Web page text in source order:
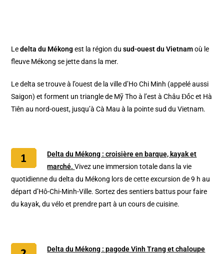
Ledelta du Mékongest la région dusud-ouest du Vietnamoù le
fleuve Mékong se jette dans la mer.
Le delta se trouve à l’ouest de la ville d’Ho Chi Minh (appelé aussi
Saigon) et forment un triangle de Mỹ Tho à l’est à Châu Đốc et Hà
Tiên au nord-ouest, jusqu’à Cà Mau à la pointe sud du Vietnam.
Delta du Mékong : croisière en barque, kayak et
marché.Vivez une immersion totale dans la vie
quotidienne du delta du Mékong lors de cette excursion de 9 h au
départ d’Hô-Chi-Minh-Ville. Sortez des sentiers battus pour faire
du kayak, du vélo et prendre part à un cours de cuisine.
Delta du Mékong : pagode Vinh Trang et chaloupe